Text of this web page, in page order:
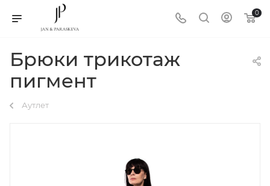
0
Брюки трикотаж
пигмент
Аутлет